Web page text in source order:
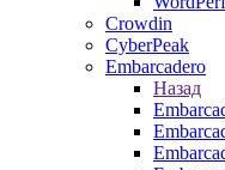
Crowdin
CyberPeak
Embarcadero
Назад